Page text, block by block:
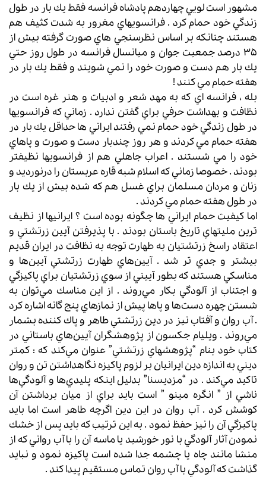
مشهور است لويي چهاردهم پادشاه فرانسه فقط يك بار در طول
زندگي خود حمام كرد . فرانسويهاي مغرور به شدت كثيف هم
هستند چنانكه بر اساس نظرسنجي هاي صورت گرفته بيش از
35 درصد جمعيت جوان و ميانسال فرانسه در طول روز حتي
يك بار هم دست و صورت خود را نمي شويند و فقط يك بار در
هفته حمام مي كنند !
بله ، فرانسه اي كه به مهد شعر و ادبيات و هنر غره است در
نظافت و بهداشت حرفي براي گفتن ندارد . زماني كه فرانسويها
در طول زندگي خود حمام نمي رفتند ايراني ها حداقل يك بار در
هفته حمام مي كردند و هر روز چندبار دست و صورت و پاهاي
خود را مي شستند . اعراب جاهلي هم از فرانسويها نظيفتر
بودند . خصوصا زماني كه اسلام شبه قاره عربستان را درنورديد و
زنان و مردان مسلمان براي غسل هم كه شده بيش از يك بار
در طول هفته حمام مي كردند .
اما كيفيت حمام ايراني ها چگونه بوده است ؟ ايرانيها از نظيف
ترين مليتهاي تاريخ باستان بودند . با پذيرفتن آيين زرتشتي و
اعتقاد راسخ زرتشتيان به طهارت توجه به نظافت در ايران قديم
بيشتر و جدي تر شد . آيين‌هاي طهارت زرتشتي آيين‌ها و
مناسكي هستند كه بطور آييني از سوي زرتشتيان براي پاكيزگي
و اجتناب از آلودگي بكار مي‌روند . از اين مناسك مي‌توان به
شستن چهره دست‌ها و پاها پيش از نماز‌هاي پنج گانه اشاره كرد
. آب روان و آفتاب نيز در دين زرتشتي طاهر و پاك كننده بشمار
مي‌روند . ويليام جكسون از پژوهشگران آيين‌هاي باستاني در
كتاب خود بنام “پژوهشهاي زرتشتي” عنوان مي‌كند كه : كمتر
ديني به اندازه دين ايرانيان بر لزوم پاكيزه نگاهداشتن تن و روان
تاكيد مي‌كند . در “مزديسنا” بدليل اينكه پليدي‌ها و آلودگي‌ها
ناشي از ” انگره مينو ” است بايد براي از ميان برداشتن آن
كوشش كرد . آب روان در اين دين اگرچه طاهر است اما بايد
پاكيزگي آن را نيز حفظ نمود . به اين ترتيب كه بايد پس از خشك
نمودن آثار آلودگي با نور خورشيد يا ماسه آن را با آب رواني كه از
منشا مانند چاه يا چشمه جدا شده‌ است پاكيزه نمود و نبايد
گذاشت كه آلودگي با آب روان تماس مستقيم پيدا كند .